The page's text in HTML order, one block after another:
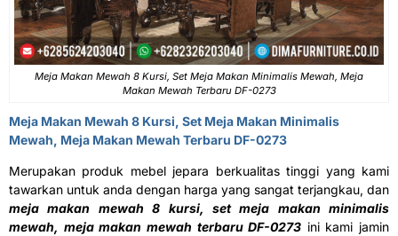
Meja Makan Mewah 8 Kursi, Set Meja Makan Minimalis Mewah, Meja
Makan Mewah Terbaru DF-0273
Meja Makan Mewah 8 Kursi, Set Meja Makan Minimalis
Mewah, Meja Makan Mewah Terbaru DF-0273
Merupakan produk mebel jepara berkualitas tinggi yang kami
tawarkan untuk anda dengan harga yang sangat terjangkau, dan
meja makan mewah 8 kursi, set meja makan minimalis
mewah, meja makan mewah terbaru DF-0273 ini kami jamin